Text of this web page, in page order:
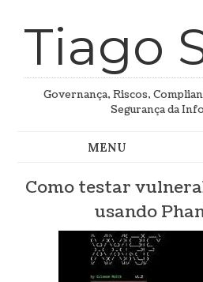
Tiago
Governança, Riscos,
Segurança da
Como testar
usando